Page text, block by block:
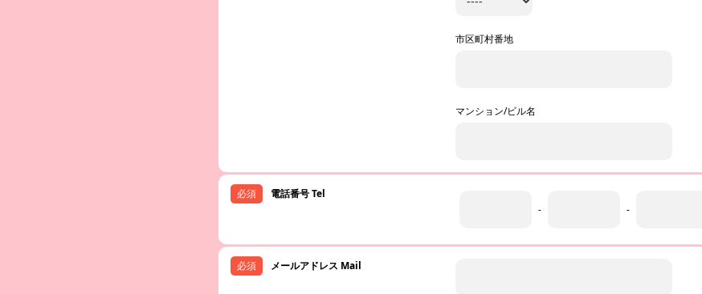
市区町村番地
マンション/ビル名
電話番号 Tel
-
-
メールアドレス Mail